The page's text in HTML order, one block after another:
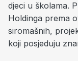
djeci u školama.
Holdinga prema
siromašnih,
koji posjeduju